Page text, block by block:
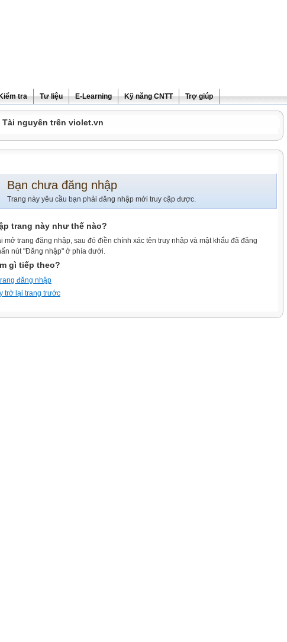
tra Tư liệu E-Learning Kỹ năng CNTT Trợ giúp
Tài nguyên trên violet.vn
Bạn chưa đăng nhập
Trang này yêu cầu bạn phải đăng nhập mới truy cập được.
trang này như thế nào?
mở trang đăng nhập, sau đó điền chính xác tên truy nhập và mật khẩu đã đăng
nút "Đăng nhập" ở phía dưới.
gì tiếp theo?
đăng nhập
trở lại trang trước